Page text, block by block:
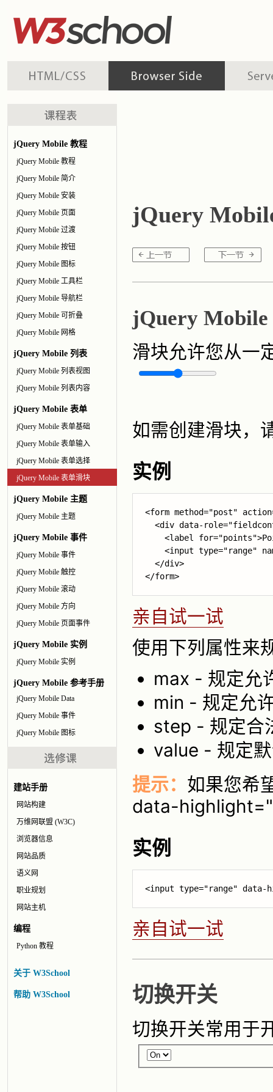
jQuery Mobile 教程
jQuery Mobile 教程
jQuery Mobile 简介
jQuery Mobile 安装
jQuery Mobile 页面
jQuery Mobile 过渡
jQuery Mobile 按钮
jQuery Mobile 图标
jQuery Mobile 工具栏
jQuery Mobile 导航栏
jQuery Mobile 可折叠
jQuery Mobile 网格
jQuery Mobile 列表
jQuery Mobile 列表视图
jQuery Mobile 列表内容
jQuery Mobile 表单
jQuery Mobile 表单基础
jQuery Mobile 表单输入
jQuery Mobile 表单选择
jQuery Mobile 表单滑块
jQuery Mobile 主题
jQuery Mobile 主题
jQuery Mobile 事件
jQuery Mobile 事件
jQuery Mobile 触控
jQuery Mobile 滚动
jQuery Mobile 方向
jQuery Mobile 页面事件
jQuery Mobile 实例
jQuery Mobile 实例
jQuery Mobile 参考手册
jQuery Mobile Data
jQuery Mobile 事件
jQuery Mobile 图标
建站手册
网站构建
万维网联盟 (W3C)
浏览器信息
网站品质
语义网
职业规划
网站主机
编程
Python 教程
关于 W3School
帮助 W3School
jQuery
jQuery Mobile
滑块允许您从一
如需创建滑块，
实例
<form method="post"
<div data-
<label
    <input
type="range"
  </div>
亲自试一试
使用下列属性来
max - 规定允
min - 规定允
step - 规定合
value - 规定
提示： 如果您希
data-
实例
<input type="range" data-
亲自试一试
切换开关
切换开关常用于